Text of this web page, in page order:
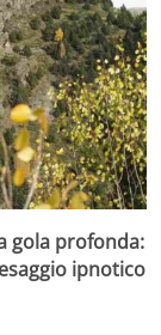
gola profonda:
ipnotico